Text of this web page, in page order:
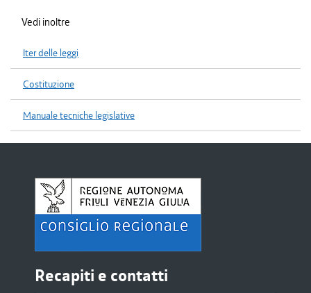
Vedi inoltre
Iter delle leggi
Costituzione
Manuale tecniche legislative
Recapiti e contatti